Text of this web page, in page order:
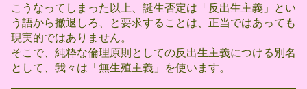
こうなってしまった以上、誕生否定は「反出生主義」とい
う語から撤退しろ、と要求することは、正当ではあっても
現実的ではありません。
そこで、純粋な倫理原則としての反出生主義につける別名
として、我々は「無生殖主義」を使います。